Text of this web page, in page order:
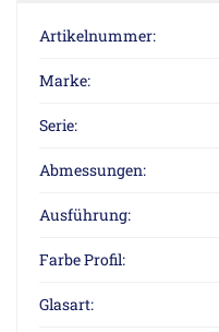
Artikelnummer:
Marke:
Serie:
Abmessungen:
Ausführung:
Farbe Profil:
Glasart: